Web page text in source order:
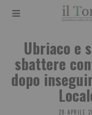
Ubriaco e
sbattere
dopo
28 APRILE